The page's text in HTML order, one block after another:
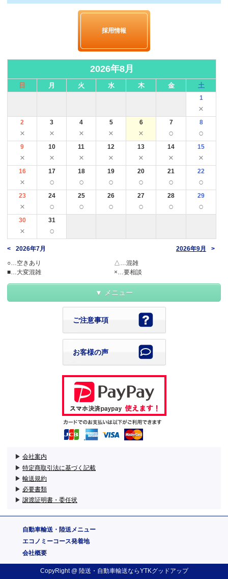
採用情報
2026年8月
日 月 火 水 木 金 土
1
×
2
×
3
×
4
×
5
×
6
×
7
○
8
○
9
×
10
×
11
×
12
×
13
×
14
×
15
×
16
×
17
○
18
○
19
○
20
○
21
○
22
○
23
×
24
○
25
○
26
○
27
○
28
○
29
○
30
×
31
○
2026年7月
2026年9月
○…空きあり
△…混雑
■…大変混雑
×…要相談
メニュー
ご注意事項
お客様の声
▶ 会社案内
▶ 特定商取引法に基づく記載
▶ 輸送規約
▶ 必要書類
▶ 譲渡証明書・委任状
自動車輸送・陸送メニュー
エコノミーコース発着地
会社概要
CopyRight @ 陸送・自動車輸送ならYTKグッドアップ